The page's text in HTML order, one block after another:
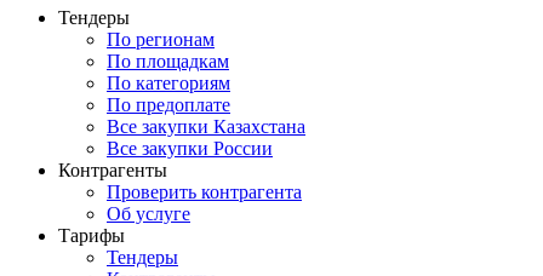
Тендеры
По регионам
По площадкам
По категориям
По предоплате
Все закупки Казахстана
Все закупки России
Контрагенты
Проверить контрагента
Об услуге
Тарифы
Тендеры